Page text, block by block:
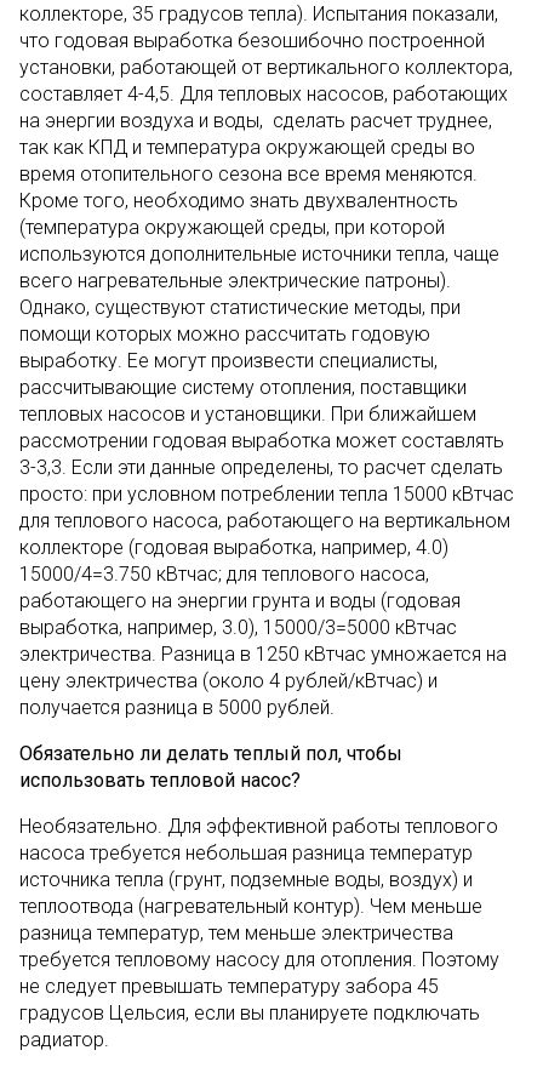
коллекторе, 35 градусов тепла). Испытания показали,
что годовая выработка безошибочно построенной
установки, работающей от вертикального коллектора,
составляет 4-4,5. Для тепловых насосов, работающих
на энергии воздуха и воды, сделать расчет труднее,
так как КПД и температура окружающей среды во
время отопительного сезона все время меняются.
Кроме того, необходимо знать двухвалентность
(температура окружающей среды, при которой
используются дополнительные источники тепла, чаще
всего нагревательные электрические патроны).
Однако, существуют статистические методы, при
помощи которых можно рассчитать годовую
выработку. Ее могут произвести специалисты,
рассчитывающие систему отопления, поставщики
тепловых насосов и установщики. При ближайшем
рассмотрении годовая выработка может составлять
3-3,3. Если эти данные определены, то расчет сделать
просто: при условном потреблении тепла 15000 кВтчас
для теплового насоса, работающего на вертикальном
коллекторе (годовая выработка, например, 4.0)
15000/4=3.750 кВтчас; для теплового насоса,
работающего на энергии грунта и воды (годовая
выработка, например, 3.0), 15000/3=5000 кВтчас
электричества. Разница в 1250 кВтчас умножается на
цену электричества (около 4 рублей/кВтчас) и
получается разница в 5000 рублей.
Обязательно ли делать теплый пол, чтобы
использовать тепловой насос?
Необязательно. Для эффективной работы теплового
насоса требуется небольшая разница температур
источника тепла (грунт, подземные воды, воздух) и
теплоотвода (нагревательный контур). Чем меньше
разница температур, тем меньше электричества
требуется тепловому насосу для отопления. Поэтому
не следует превышать температуру забора 45
градусов Цельсия, если вы планируете подключать
радиатор.